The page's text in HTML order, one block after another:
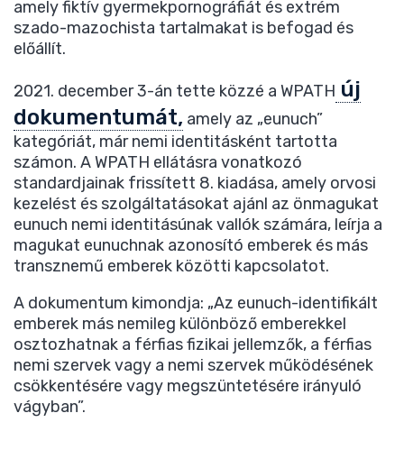
amely fiktív gyermekpornográfiát és extrém
szado-mazochista tartalmakat is befogad és
előállít.
2021. december 3-án tette közzé a WPATH új
dokumentumát, amely az „eunuch”
kategóriát, már nemi identitásként tartotta
számon. A WPATH ellátásra vonatkozó
standardjainak frissített 8. kiadása, amely orvosi
kezelést és szolgáltatásokat ajánl az önmagukat
eunuch nemi identitásúnak vallók számára, leírja a
magukat eunuchnak azonosító emberek és más
transznemű emberek közötti kapcsolatot.
A dokumentum kimondja: „Az eunuch-identifikált
emberek más nemileg különböző emberekkel
osztozhatnak a férfias fizikai jellemzők, a férfias
nemi szervek vagy a nemi szervek működésének
csökkentésére vagy megszüntetésére irányuló
vágyban”.